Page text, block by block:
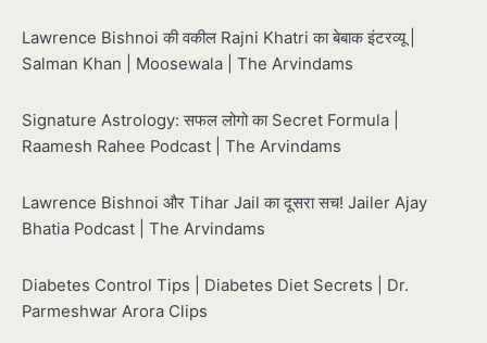
Lawrence Bishnoi की वकील Rajni Khatri का बेबाक इंटरव्यू |
Salman Khan | Moosewala | The Arvindams
Signature Astrology: सफल लोगो का Secret Formula |
Raamesh Rahee Podcast | The Arvindams
Lawrence Bishnoi और Tihar Jail का दूसरा सच! Jailer Ajay
Bhatia Podcast | The Arvindams
Diabetes Control Tips | Diabetes Diet Secrets | Dr.
Parmeshwar Arora Clips